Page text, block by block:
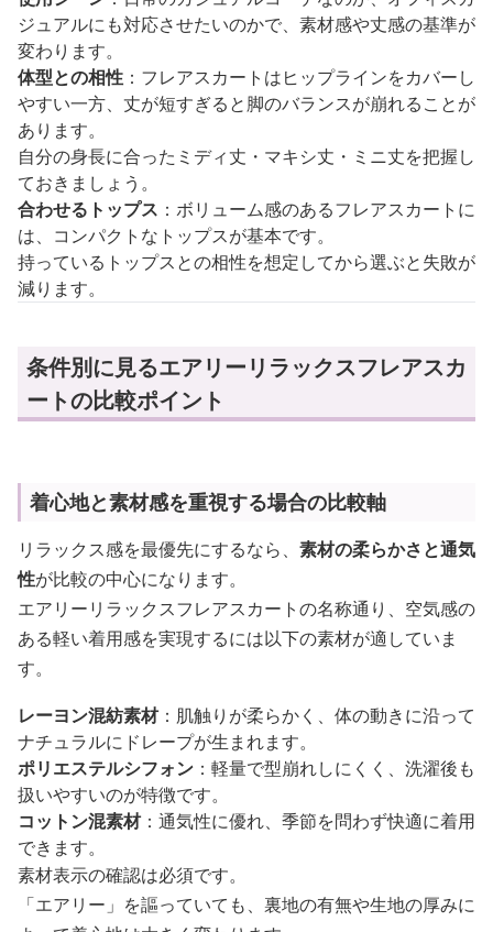
ジュアルにも対応させたいのかで、素材感や丈感の基準が
変わります。
体型との相性 ：フレアスカートはヒップラインをカバーし
やすい一方、丈が短すぎると脚のバランスが崩れることが
あります。
自分の身長に合ったミディ丈・マキシ丈・ミニ丈を把握し
ておきましょう。
合わせるトップス ：ボリューム感のあるフレアスカートに
は、コンパクトなトップスが基本です。
持っているトップスとの相性を想定してから選ぶと失敗が
減ります。
条件別に見るエアリーリラックスフレアスカ
ートの比較ポイント
着心地と素材感を重視する場合の比較軸
リラックス感を最優先にするなら、 素材の柔らかさと通気
性が比較の中心になります。
エアリーリラックスフレアスカートの名称通り、空気感の
ある軽い着用感を実現するには以下の素材が適していま
す。
レーヨン混紡素材：肌触りが柔らかく、体の動きに沿って
ナチュラルにドレープが生まれます。
ポリエステルシフォン ：軽量で型崩れしにくく、洗濯後も
扱いやすいのが特徴です。
コットン混素材：通気性に優れ、季節を問わず快適に着用
できます。
素材表示の確認は必須です。
「エアリー」を謳っていても、裏地の有無や生地の厚みに